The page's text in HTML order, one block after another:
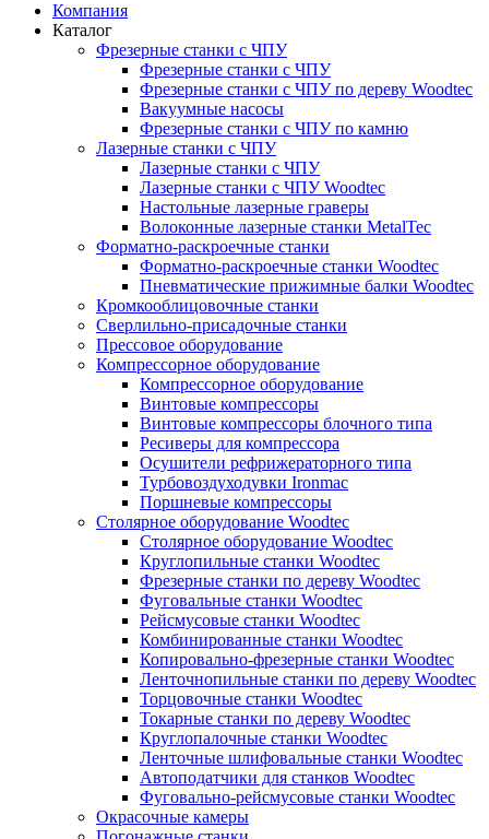
Компания
Каталог
Фрезерные станки с ЧПУ
Фрезерные станки с ЧПУ
Фрезерные станки с ЧПУ по дереву Woodtec
Вакуумные насосы
Фрезерные станки с ЧПУ по камню
Лазерные станки с ЧПУ
Лазерные станки с ЧПУ
Лазерные станки с ЧПУ Woodtec
Настольные лазерные граверы
Волоконные лазерные станки MetalTec
Форматно-раскроечные станки
Форматно-раскроечные станки Woodtec
Пневматические прижимные балки Woodtec
Кромкооблицовочные станки
Сверлильно-присадочные станки
Прессовое оборудование
Компрессорное оборудование
Компрессорное оборудование
Винтовые компрессоры
Винтовые компрессоры блочного типа
Ресиверы для компрессора
Осушители рефрижераторного типа
Турбовоздуходувки Ironmac
Поршневые компрессоры
Столярное оборудование Woodtec
Столярное оборудование Woodtec
Круглопильные станки Woodtec
Фрезерные станки по дереву Woodtec
Фуговальные станки Woodtec
Рейсмусовые станки Woodtec
Комбинированные станки Woodtec
Копировально-фрезерные станки Woodtec
Ленточнопильные станки по дереву Woodtec
Торцовочные станки Woodtec
Токарные станки по дереву Woodtec
Круглопалочные станки Woodtec
Ленточные шлифовальные станки Woodtec
Автоподатчики для станков Woodtec
Фуговально-рейсмусовые станки Woodtec
Окрасочные камеры